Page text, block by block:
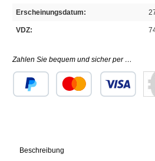
Erscheinungsdatum:
VDZ:
Zahlen Sie bequem und sicher per …
Beschreibung